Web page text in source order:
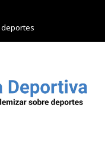
deportes